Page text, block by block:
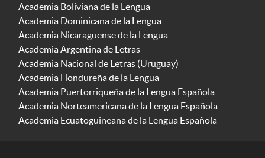
Academia Boliviana de la Lengua
Academia Dominicana de la Lengua
Academia Nicaragüense de la Lengua
Academia Argentina de Letras
Academia Nacional de Letras (Uruguay)
Academia Hondureña de la Lengua
Academia Puertorriqueña de la Lengua Española
Academia Norteamericana de la Lengua Española
Academia Ecuatoguineana de la Lengua Española